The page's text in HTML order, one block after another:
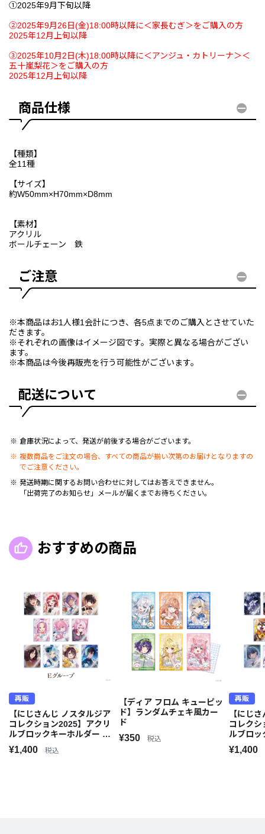
①2025年9月下旬以降
②2025年9月26日(金)18:00時以降に＜家長むぎ＞をご購入の方
2025年12月上旬以降
③2025年10月2日(木)18:00時以降に＜アンジュ・カトリーナ＞＜
五十嵐梨花＞をご購入の方
2025年12月上旬以降
商品仕様
【種類】
全11種
【サイズ】
約W50mm×H70mm×D8mm
【素材】
アクリル
ボールチェーン 鉄
ご注意
※本商品はお1人様1会計につき、各5点までのご購入とさせていた
だきます。
※それぞれの画像はイメージ図です。実際と異なる場合がござい
ます。
※本商品は今後再販売を行う可能性がございます。
配送について
倉庫状況によって、発送が前後する場合がございます。
複数商品をご注文の場合、すべての商品が揃い次第のお届けとなりますの
でご注意ください。
発送時期に関するお問い合わせに対してはお答えできません。
「出荷完了のお知らせ」メールが届くまでお待ちください。
おすすめの商品
再販
【にじさんじ ノスタルジア
コレクション2025】アクリ
ルブロックキーホルダー E
グループ
¥1,400 税込
【ディア フロム キューピッ
ド】ランダムチェキ風カー
ド
¥350 税込
再販
【にじ
コレクシ
ルブロッ
グループ
¥1,400